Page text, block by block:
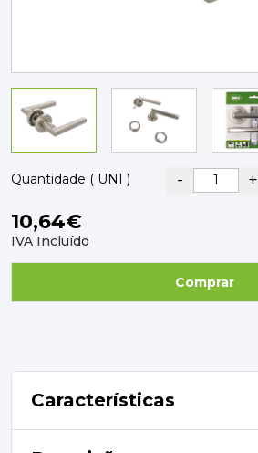
DYRUP
SKIL
Quantidade ( UNI ) - +
10,64€
IVA Incluído
Comprar
Características